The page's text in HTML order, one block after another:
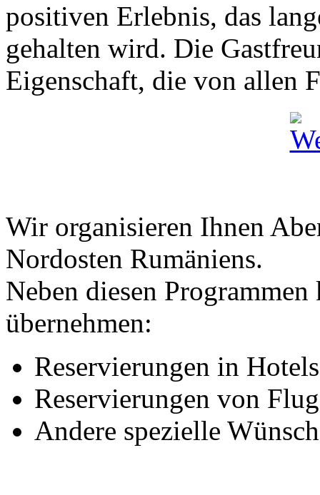
positiven Erlebnis, das
gehalten wird. Die
Eigenschaft, die von allen
Wir organisieren Ihnen
Nordosten Rumäniens.
Neben diesen
übernehmen:
Reservierungen in
Reservierungen von
Andere spezielle